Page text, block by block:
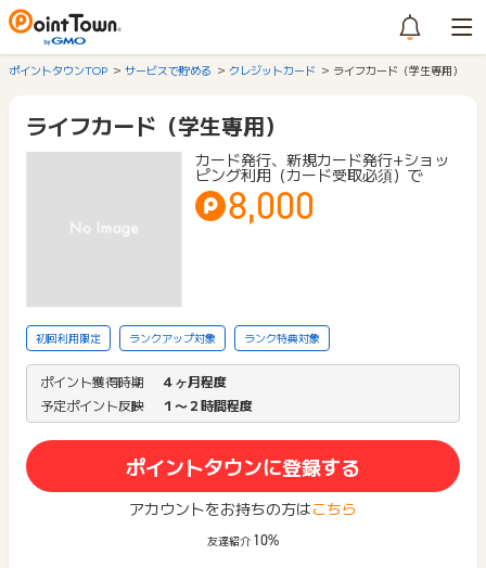
ポイントタウンTOP サービスで貯める クレジットカード ライフカード（学生専用）
ライフカード（学生専用）
カード発行、新規カード発行+ショッ
ピング利用（カード受取必須）で
8,000
初回利用限定 ランクアップ対象 ランク特典対象
ポイント獲得時期
４ヶ月程度
予定ポイント反映
１〜２時間程度
ポイントタウンに登録する
アカウントをお持ちの方はこちら
友達紹介 10%